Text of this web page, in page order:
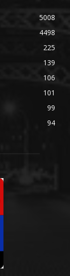
5008
4498
225
139
106
101
99
94